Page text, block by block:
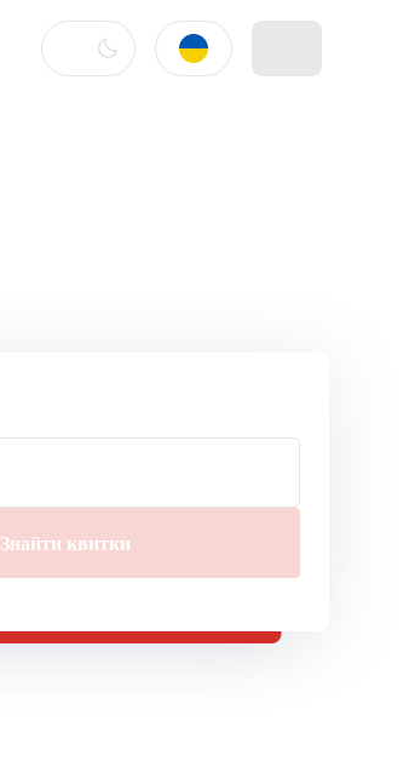
Знайти квитки